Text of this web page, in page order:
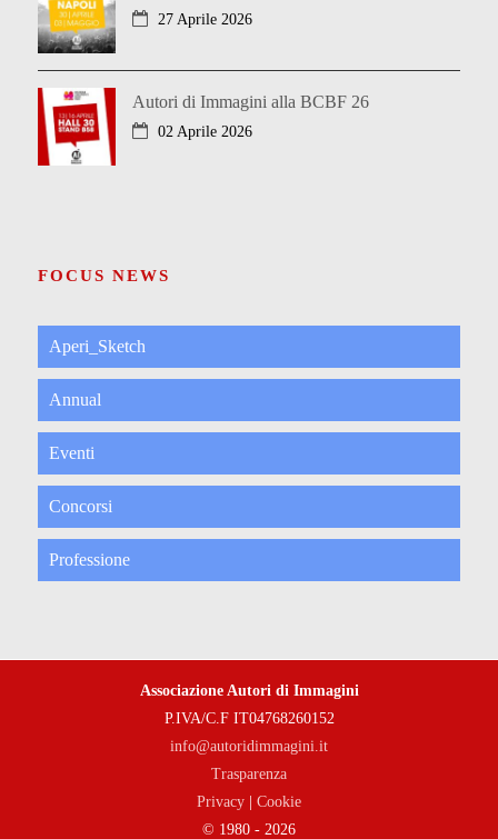
27 Aprile 2026
Autori di Immagini alla BCBF 26
02 Aprile 2026
FOCUS NEWS
Aperi_Sketch
Annual
Eventi
Concorsi
Professione
Associazione Autori di Immagini
P.IVA/C.F IT04768260152
info@autoridimmagini.it
Trasparenza
Privacy
Cookie
© 1980 - 2026